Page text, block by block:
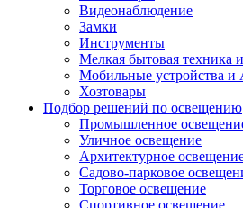
Видеонаблюдение
Замки
Инструменты
Мелкая бытовая техника
Мобильные устройства и
Хозтовары
Подбор решений по освещению
Промышленное
Уличное освещение
Архитектурное
Садово-парковое
Торговое освещение
Спортивное освещение